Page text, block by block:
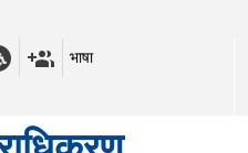
भाषा